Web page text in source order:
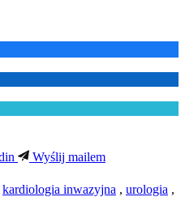
Wyślij mailem
kardiologia inwazyjna , urologia ,